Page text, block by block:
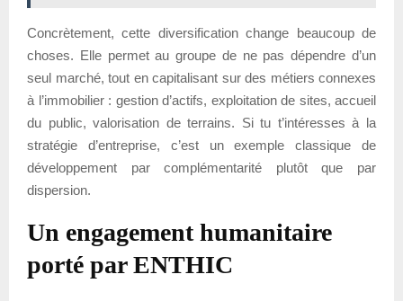
Concrètement, cette diversification change beaucoup de
choses. Elle permet au groupe de ne pas dépendre d’un
seul marché, tout en capitalisant sur des métiers connexes
à l’immobilier : gestion d’actifs, exploitation de sites, accueil
du public, valorisation de terrains. Si tu t’intéresses à la
stratégie d’entreprise, c’est un exemple classique de
développement par complémentarité plutôt que par
dispersion.
Un engagement humanitaire
porté par ENTHIC